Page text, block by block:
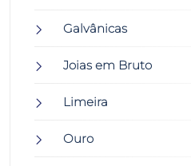
Galvânicas
Joias em Bruto
Limeira
Ouro